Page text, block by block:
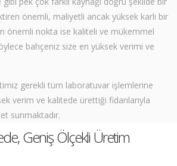
önemli, maliyetli ancak yüksek karlı bir
önemli nokta ise kaliteli ve mükemmel
bahçeniz size en yüksek verimi ve
gerekli tüm laboratuvar işlemlerine
verim ve kalitede ürettiği fidanlarıyla
sunmaktadır.
Geniş Ölçekli Üretim